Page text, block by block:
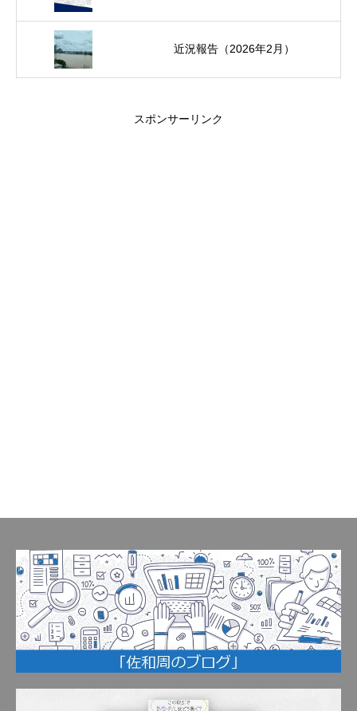
近況報告（2026年2月）
スポンサーリンク